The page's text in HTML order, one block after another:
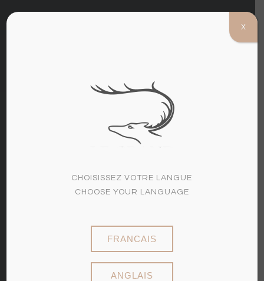
CHOISISSEZ VOTRE LANGUE
CHOOSE YOUR LANGUAGE
FRANCAIS
ANGLAIS
X